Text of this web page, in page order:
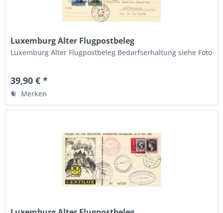
Luxemburg Alter Flugpostbeleg
Luxemburg Alter Flugpostbeleg Bedarfserhaltung siehe Foto
39,90 € *
Merken